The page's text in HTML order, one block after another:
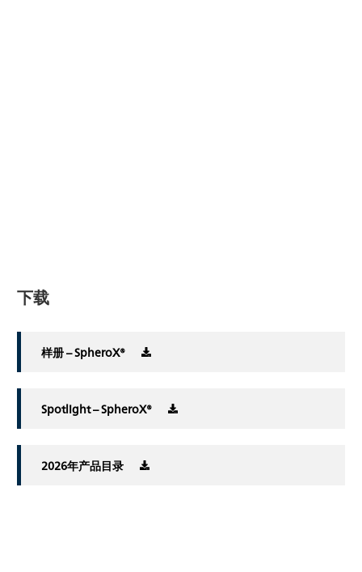
下载
样册 – SpheroX®
Spotlight – SpheroX®
2026年产品目录